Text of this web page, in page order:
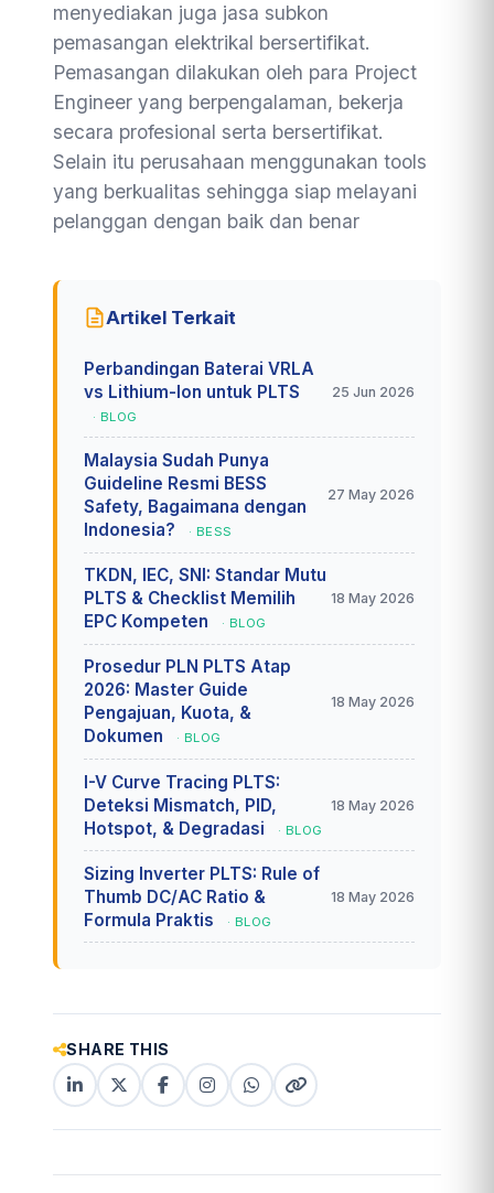
menyediakan juga jasa subkon
pemasangan elektrikal bersertifikat.
Pemasangan dilakukan oleh para Project
Engineer yang berpengalaman, bekerja
secara profesional serta bersertifikat.
Selain itu perusahaan menggunakan tools
yang berkualitas sehingga siap melayani
pelanggan dengan baik dan benar
Artikel Terkait
Perbandingan Baterai VRLA
vs Lithium-Ion untuk PLTS
· BLOG
25 Jun 2026
Malaysia Sudah Punya
Guideline Resmi BESS
Safety, Bagaimana dengan
Indonesia?
· BESS
27 May 2026
TKDN, IEC, SNI: Standar Mutu
PLTS & Checklist Memilih
EPC Kompeten
· BLOG
18 May 2026
Prosedur PLN PLTS Atap
2026: Master Guide
Pengajuan, Kuota, &
Dokumen
· BLOG
18 May 2026
I-V Curve Tracing PLTS:
Deteksi Mismatch, PID,
Hotspot, & Degradasi
· BLOG
18 May 2026
Sizing Inverter PLTS: Rule of
Thumb DC/AC Ratio &
Formula Praktis
· BLOG
18 May 2026
SHARE THIS
LinkedIn
X
(Twitter)
FacebookInstagram
(copy
WhatsApp
Copy
link